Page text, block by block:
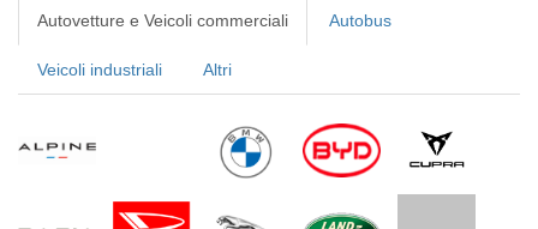
Autovetture e Veicoli commerciali Autobus
Veicoli industriali Altri